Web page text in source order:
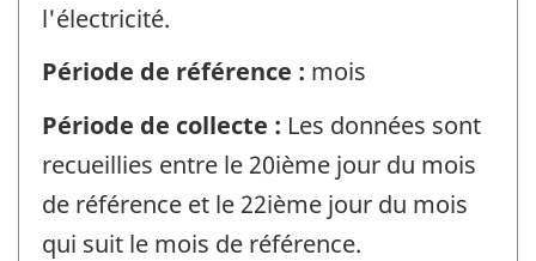
l'électricité.
Période de référence : mois
Période de collecte : Les données sont
recueillies entre le 20ième jour du mois
de référence et le 22ième jour du mois
qui suit le mois de référence.